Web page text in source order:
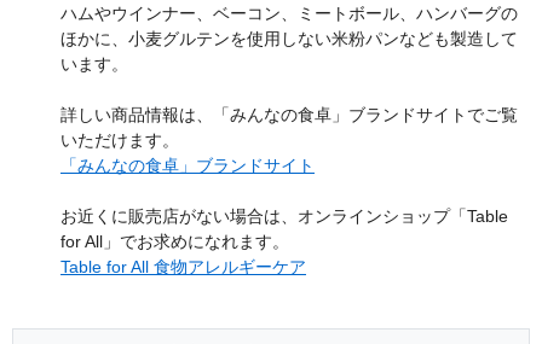
ハムやウインナー、ベーコン、ミートボール、ハンバーグの
ほかに、小麦グルテンを使用しない米粉パンなども製造して
います。
詳しい商品情報は、「みんなの食卓」ブランドサイトでご覧
いただけます。
「みんなの食卓」ブランドサイト
お近くに販売店がない場合は、オンラインショップ「Table
for All」でお求めになれます。
Table for All 食物アレルギーケア